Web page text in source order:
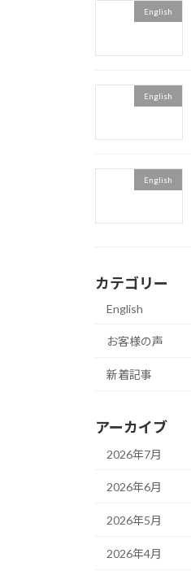
English
English
English
カテゴリー
English
お客様の声
新着記事
アーカイブ
2026年7月
2026年6月
2026年5月
2026年4月